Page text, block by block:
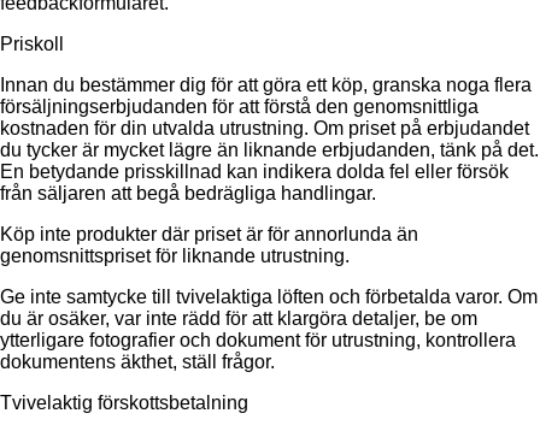
Priskoll
Innan du bestämmer dig för att göra ett köp, granska noga flera
försäljningserbjudanden för att förstå den genomsnittliga
kostnaden för din utvalda utrustning. Om priset på erbjudandet
du tycker är mycket lägre än liknande erbjudanden, tänk på det.
En betydande prisskillnad kan indikera dolda fel eller försök
från säljaren att begå bedrägliga handlingar.
Köp inte produkter där priset är för annorlunda än
genomsnittspriset för liknande utrustning.
Ge inte samtycke till tvivelaktiga löften och förbetalda varor. Om
du är osäker, var inte rädd för att klargöra detaljer, be om
ytterligare fotografier och dokument för utrustning, kontrollera
dokumentens äkthet, ställ frågor.
Tvivelaktig förskottsbetalning